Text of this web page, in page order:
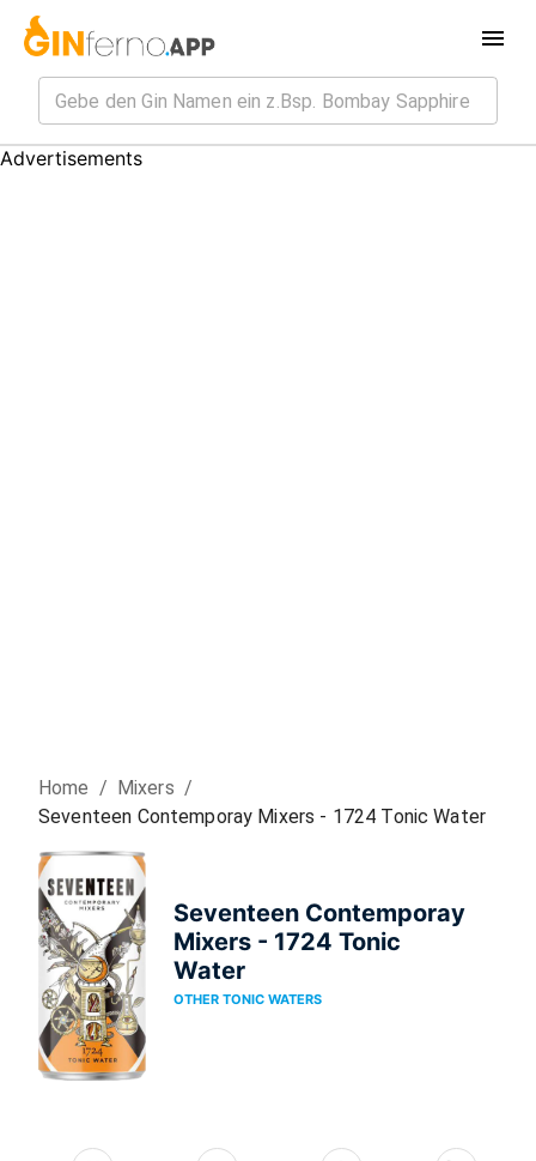
Advertisements
Home / Mixers /
Seventeen Contemporay Mixers - 1724 Tonic Water
Seventeen Contemporay
Mixers - 1724 Tonic
Water
OTHER TONIC WATERS